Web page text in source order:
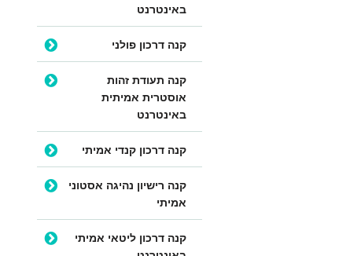
באינטרנט
קנה דרכון פולני
קנה תעודת זהות
אוסטרית אמיתית
באינטרנט
קנה דרכון קנדי אמיתי
קנה רישיון נהיגה אסטוני
אמיתי
קנה דרכון ליטאי אמיתי